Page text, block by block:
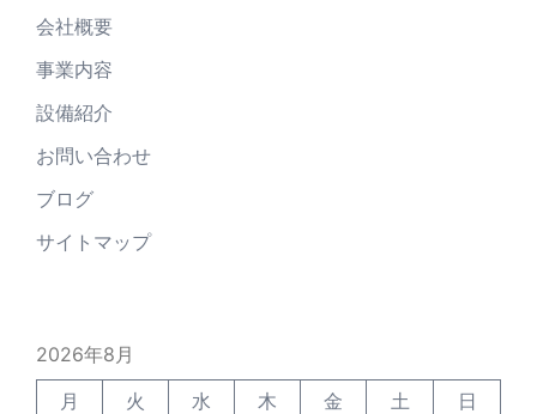
会社概要
事業内容
設備紹介
お問い合わせ
ブログ
サイトマップ
2026年8月
月
火 水 木 金 土
日